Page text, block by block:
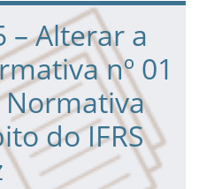
– Alterar a
nº 01
do IFRS